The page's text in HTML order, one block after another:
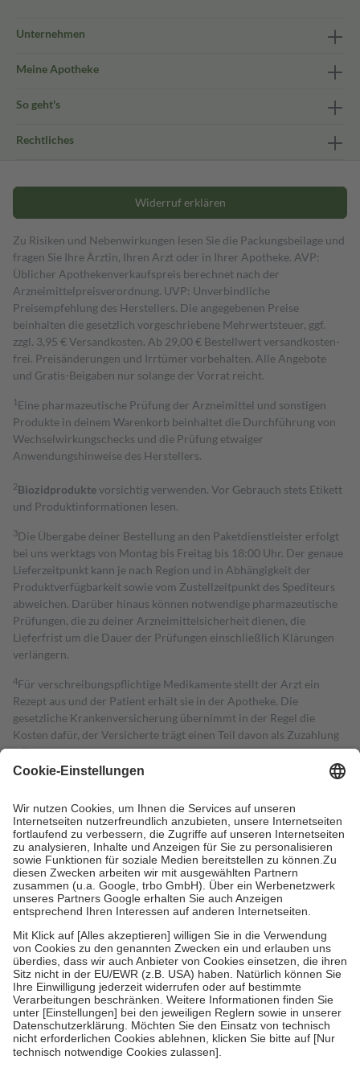
Unternehmen
Meine Apotheke
So geht's
Rechtliches
Widerruf erklären
Zu Risiken und Nebenwirkungen lesen Sie die Packungsbeilage und
fragen Sie Ihre Ärztin, Ihren Arzt oder in Ihrer Apotheke. AVP:
Üblicher Apothekenverkaufspreis berechnet nach der
Arzneimittelpreisverordnung. UVP: Unverbindliche
Preisempfehlung des Herstellers. Die angegebenen Preise
beinhalten die gesetzlich vorgeschriebene Mehrwertsteuer, ggf.
zzgl. 3,95 € Versandkosten. Ab 29,00 € Bestell­wert versand­kosten­
frei. Preisänderungen und Irrtümer vorbehalten. Alle Angebote
und Gratis-Beigaben nur solange der Vorrat reicht.
1 Eine pharmazeutische Prüfung der Arzneimittel und sonstigen
Produkte in deinem Warenkorb beinhaltet die Durchführung von
Wechselwirkungschecks und die Prüfung etwaiger
Anwendungshinweise des Herstellers.
2Biozidproduktevorsichtig verwenden. Vor Gebrauch stets Etikett
und Produktinformationen lesen.
3Die Übergabe deiner Bestellung an den Paketdienstleister erfolgt
bei uns werktags von Montag bis Freitag bis 18:00 Uhr. Der genaue
Lieferzeitpunkt kann je nach Region und in Abhängigkeit der
Produktverfügbarkeit sowie vom Zustellzeitpunkt des Spediteurs
abweichen. Darüber hinaus können notwendige pharmazeutische
Prüfungen, die zu deiner Arzneimittelsicherheit dienen, die
Lieferfrist um die Dauer der Prüfungen einschließlich Klärungen
verlängern.
4Für verschreibungspflichtige Medikamente stellt der Arzt ein
Rezept aus und der Patient erhält sie in der Apotheke. Die
gesetzliche Krankenversicherung übernimmt in der Regel die
Kosten dafür, der Versicherte trägt einen Teil davon als Zuzahlung
mit.
Grundsätzlich leisten Mitglieder Zuzahlungen in Höhe von zehn
höchstens zehn Euro.
Es sind jedoch nie mehr als die tatsächlichen
Kosten der Leistung zu entrichten.
Diese Regeln gelten grundsätzlich auch für Online-Apotheken.
Bei Heilmitteln und häuslicher Krankenpflege beträgt die
Zuzahlung zehn Prozent der Kosten sowie zehn Euro je
Verordnung.
Um das Engagement der Versicherten für ihre eigene Gesundheit zu
stärken und die besondere Stellung der Familie zu unterstützen,
fallenkeine Zuzahlungenan bei:
• Kindern und Jugendlichen bis zum vollendeten 18. Lebensjahr
mit Ausnahme der Fahrkosten
• Untersuchungen zur Vorsorge und Früherkennung, die von der
GKV getragen werden
• empfohlenen Schutzimpfungen
• Harn- und Blutteststreifen